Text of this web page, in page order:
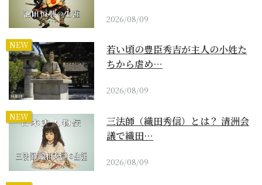
2026/08/09
NEW
若い頃の豊臣秀吉が主人の小姓た
ちから虐め…
2026/08/09
NEW
三法師（織田秀信）とは？ 清洲会
議で織田…
2026/08/09